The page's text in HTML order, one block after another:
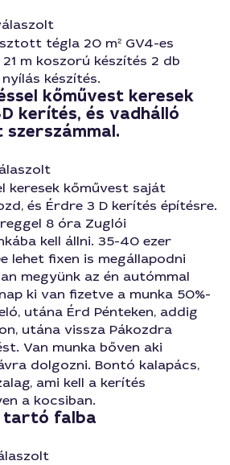
tégla 20 m² GV4-es
m koszorú készítés 2 db
készítés.
kőművest keresek
kerítés, és vadhálló
keresek kőművest saját
és Érdre 3 D kerítés építésre.
8 óra Zuglói
kell állni. 35-40 ezer
lehet fixen is megállapodni
megyünk az én autómmal
ki van fizetve a munka 50%-
utána Érd Pénteken, addig
utána vissza Pákozdra
Van munka bőven aki
dolgozni. Bontó kalapács,
ami kell a kerítés
a kocsiban.
tartó falba